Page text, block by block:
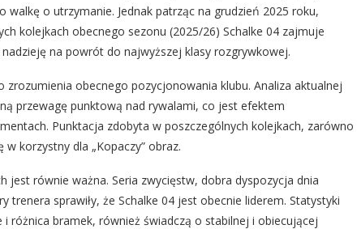
walkę o utrzymanie. Jednak patrząc na grudzień 2025 roku,
kolejkach obecnego sezonu (2025/26) Schalke 04 zajmuje
na powrót do najwyższej klasy rozgrywkowej.
obecnego pozycjonowania klubu. Analiza aktualnej
przewagę punktową nad rywalami, co jest efektem
Punktacja zdobyta w poszczególnych kolejkach, zarówno
korzystny dla „Kopaczy” obraz.
jest równie ważna. Seria zwycięstw, dobra dyspozycja dnia
sprawiły, że Schalke 04 jest obecnie liderem. Statystyki
różnica bramek, również świadczą o stabilnej i obiecującej